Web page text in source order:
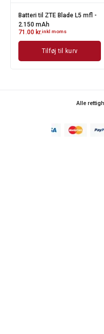
Batteri til ZTE Blade L5 mfl -
2.150 mAh
71.00 kr.inkl moms
Tilføj til kurv
Alle